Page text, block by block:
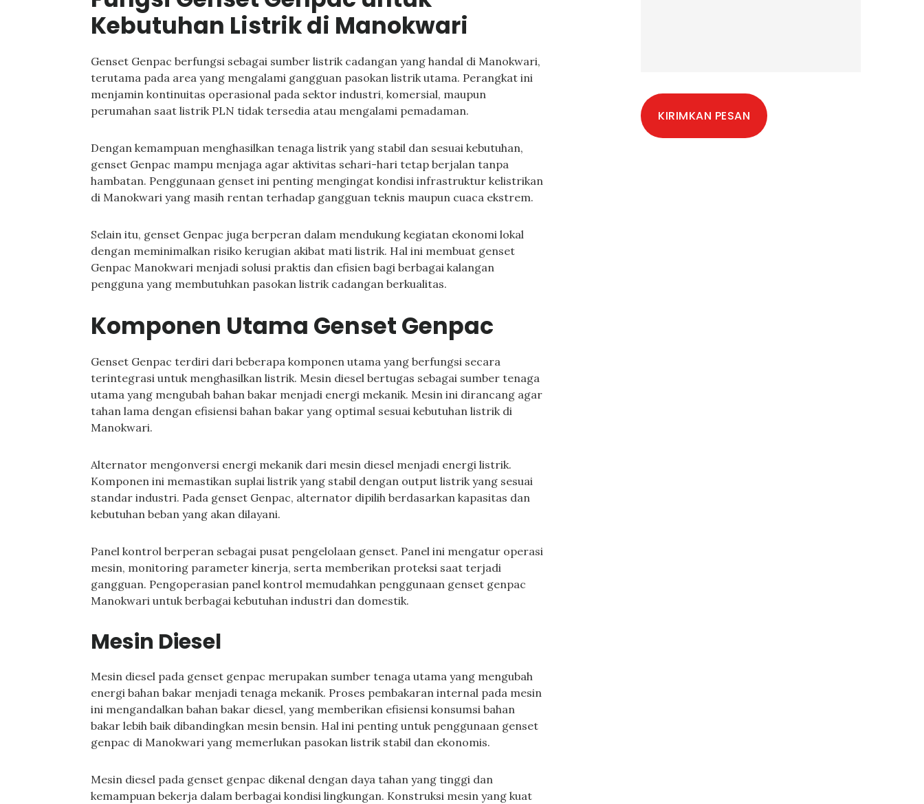
Kebutuhan Listrik di Manokwari
Genset Genpac berfungsi sebagai sumber listrik cadangan yang handal di Manokwari,
terutama pada area yang mengalami gangguan pasokan listrik utama. Perangkat ini
menjamin kontinuitas operasional pada sektor industri, komersial, maupun
perumahan saat listrik PLN tidak tersedia atau mengalami pemadaman.
Dengan kemampuan menghasilkan tenaga listrik yang stabil dan sesuai kebutuhan,
genset Genpac mampu menjaga agar aktivitas sehari-hari tetap berjalan tanpa
hambatan. Penggunaan genset ini penting mengingat kondisi infrastruktur kelistrikan
di Manokwari yang masih rentan terhadap gangguan teknis maupun cuaca ekstrem.
Selain itu, genset Genpac juga berperan dalam mendukung kegiatan ekonomi lokal
dengan meminimalkan risiko kerugian akibat mati listrik. Hal ini membuat genset
Genpac Manokwari menjadi solusi praktis dan efisien bagi berbagai kalangan
pengguna yang membutuhkan pasokan listrik cadangan berkualitas.
Komponen Utama Genset Genpac
Genset Genpac terdiri dari beberapa komponen utama yang berfungsi secara
terintegrasi untuk menghasilkan listrik. Mesin diesel bertugas sebagai sumber tenaga
utama yang mengubah bahan bakar menjadi energi mekanik. Mesin ini dirancang agar
tahan lama dengan efisiensi bahan bakar yang optimal sesuai kebutuhan listrik di
Manokwari.
Alternator mengonversi energi mekanik dari mesin diesel menjadi energi listrik.
Komponen ini memastikan suplai listrik yang stabil dengan output listrik yang sesuai
standar industri. Pada genset Genpac, alternator dipilih berdasarkan kapasitas dan
kebutuhan beban yang akan dilayani.
Panel kontrol berperan sebagai pusat pengelolaan genset. Panel ini mengatur operasi
mesin, monitoring parameter kinerja, serta memberikan proteksi saat terjadi
gangguan. Pengoperasian panel kontrol memudahkan penggunaan genset genpac
Manokwari untuk berbagai kebutuhan industri dan domestik.
Mesin Diesel
Mesin diesel pada genset genpac merupakan sumber tenaga utama yang mengubah
energi bahan bakar menjadi tenaga mekanik. Proses pembakaran internal pada mesin
ini mengandalkan bahan bakar diesel, yang memberikan efisiensi konsumsi bahan
bakar lebih baik dibandingkan mesin bensin. Hal ini penting untuk penggunaan genset
genpac di Manokwari yang memerlukan pasokan listrik stabil dan ekonomis.
Mesin diesel pada genset genpac dikenal dengan daya tahan yang tinggi dan
kemampuan bekerja dalam berbagai kondisi lingkungan. Konstruksi mesin yang kuat